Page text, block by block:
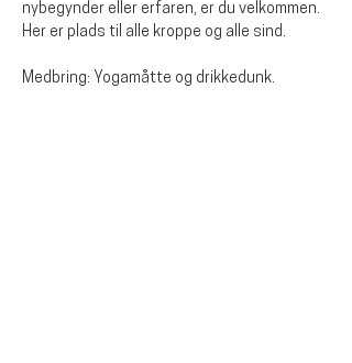
nybegynder eller erfaren, er du velkommen.
Her er plads til alle kroppe og alle sind.
Medbring: Yogamåtte og drikkedunk.